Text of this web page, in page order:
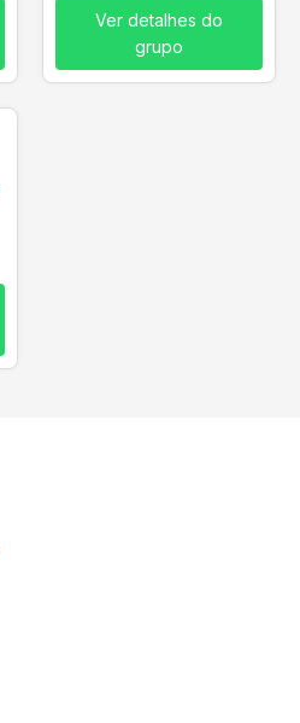
Ver detalhes do
grupo